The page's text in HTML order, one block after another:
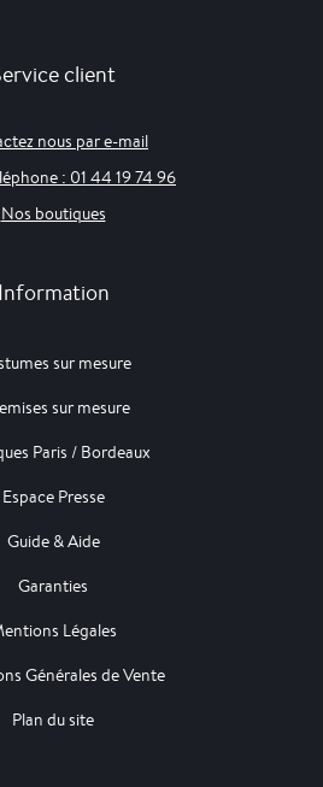
client
nous par e-mail
: 01 44 19 74 96
Nos boutiques
Information
sur mesure
sur mesure
Paris / Bordeaux
Espace Presse
Guide & Aide
Garanties
Légales
Générales de Vente
Plan du site